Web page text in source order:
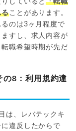
していると「転職
ることがあります。
のは3ヶ月程度で
すし、求人内容が
職希望時期が先だ
の8：利用規約違
は、レバテックキ
違反したからで